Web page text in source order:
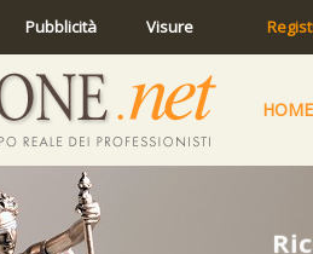
Pubblicità Visure
HOME